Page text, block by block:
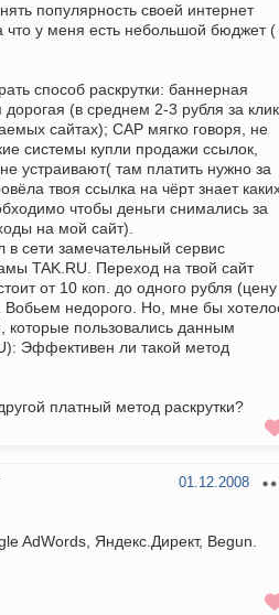
популярность своей интернет
что у меня есть небольшой бюджет (
способ раскрутки: баннерная
(в среднем 2-3 рубля за клик
сайтах); CAP мягко говоря, не
системы купли продажи ссылок,
устраивают( там платить нужно за
твоя ссылка на чёрт знает
чтобы деньги снимались за
на мой сайт).
в сети замечательный сервис
TAK.RU. Переход на твой сайт
от 10 коп. до одного рубля (цену
Вобьем недорого. Но, мне бы
которые пользовались данным
Эффективен ли такой метод
платный метод раскрутки?
01.12.2008
AdWords, Яндекс.Директ, Begun.